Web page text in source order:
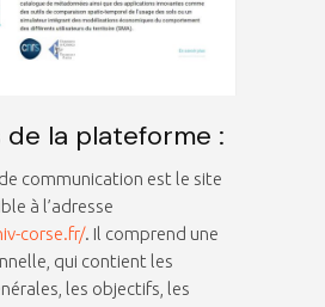
la plateforme :
communication est le site
à l’adresse
corse.fr/. Il comprend une
qui contient les
les objectifs, les